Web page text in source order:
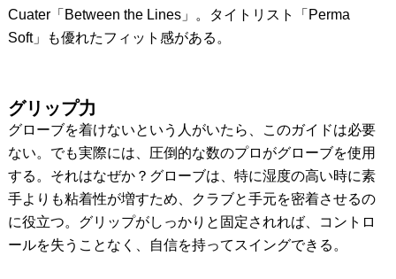
Cuater「Between the Lines」。タイトリスト「Perma
Soft」も優れたフィット感がある。
グリップ力
グローブを着けないという人がいたら、このガイドは必要
ない。でも実際には、圧倒的な数のプロがグローブを使用
する。それはなぜか？グローブは、特に湿度の高い時に素
手よりも粘着性が増すため、クラブと手元を密着させるの
に役立つ。グリップがしっかりと固定されれば、コントロ
ールを失うことなく、自信を持ってスイングできる。